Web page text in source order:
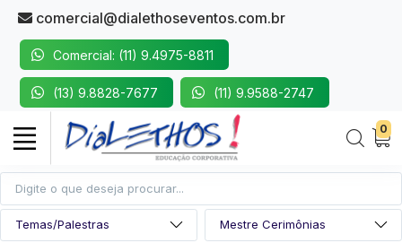
comercial@dialethoseventos.com.br
Comercial: (11) 9.4975-8811
(13) 9.8828-7677 (11) 9.9588-2747
0